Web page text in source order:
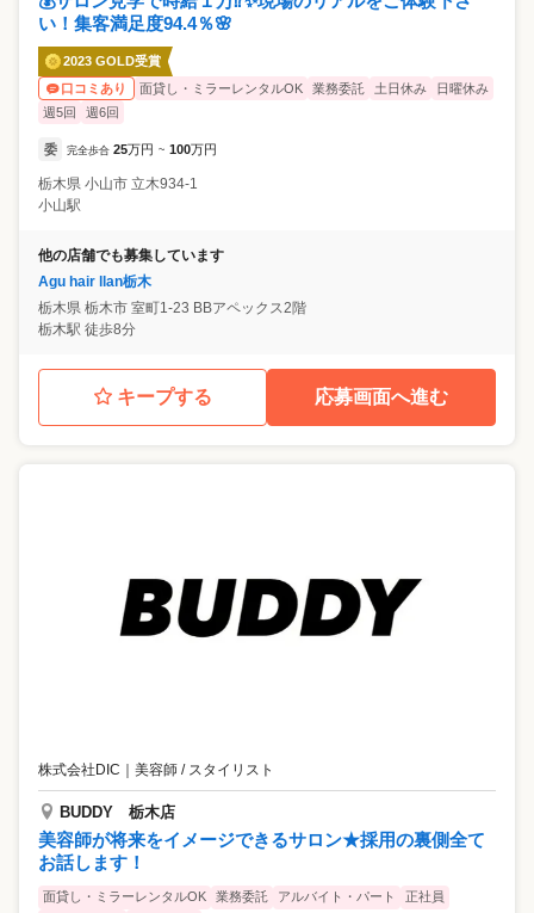
い！集客満足度94.4％🌸
2023 GOLD受賞
口コミあり
面貸し・ミラーレンタルOK 業務委託 土日休み
日曜休み
週5回
週6回
委 完全歩合 25万円 ~ 100万円
栃木県 小山市 立木934-1
小山駅
他の店舗でも募集しています
Agu hair llan栃木
栃木県 栃木市 室町1-23 BBアペックス2階
栃木駅 徒歩8分
キープする 応募画面へ進む
株式会社DIC ｜ 美容師 / スタイリスト
BUDDY 栃木店
美容師が将来をイメージできるサロン★採用の裏側全て
お話します！
面貸し・ミラーレンタルOK 業務委託 アルバイト・パート
正社員